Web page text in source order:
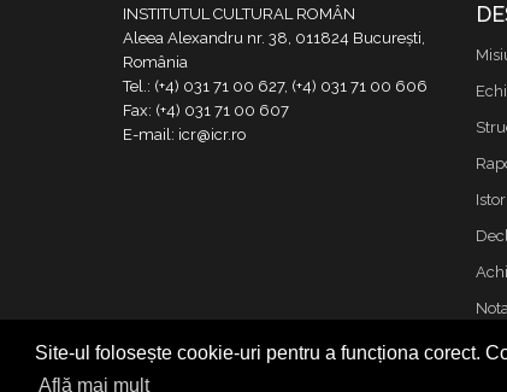
Site-ul folosește cookie-uri pentru a funcționa corect.
Află mai mult
INSTITUTUL CULTURAL ROMÂN
Aleea Alexandru nr. 38, 011824 București,
România
Tel.: (+4) 031 71 00 627, (+4) 031 71 00 606
Fax: (+4) 031 71 00 607
E-mail: icr@icr.ro